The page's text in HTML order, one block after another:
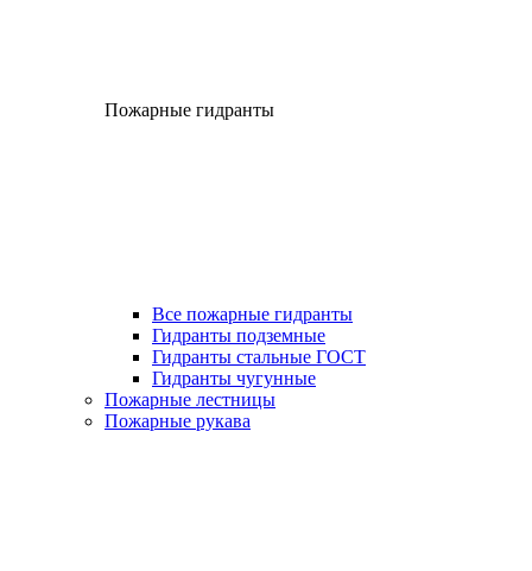
Пожарные гидранты
Все пожарные гидранты
Гидранты подземные
Гидранты стальные ГОСТ
Гидранты чугунные
Пожарные лестницы
Пожарные рукава